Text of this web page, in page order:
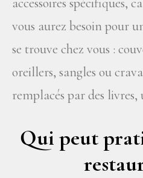
accessoires spécifiques,
vous aurez besoin pour
se trouve chez vous :
oreillers, sangles ou
remplacés par des
Qui peut